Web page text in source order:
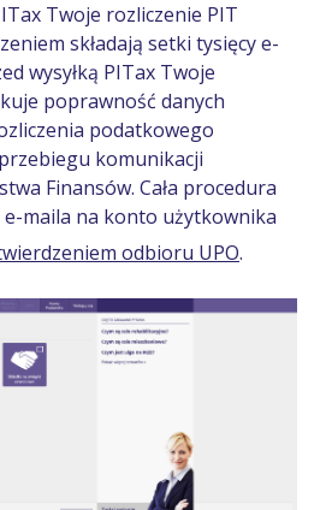
Twoje rozliczenie PIT
składają setki tysięcy e-
wysyłką PITax Twoje
poprawność danych
podatkowego
komunikacji
Finansów. Cała procedura
e-maila na konto użytkownika
odbioru UPO.